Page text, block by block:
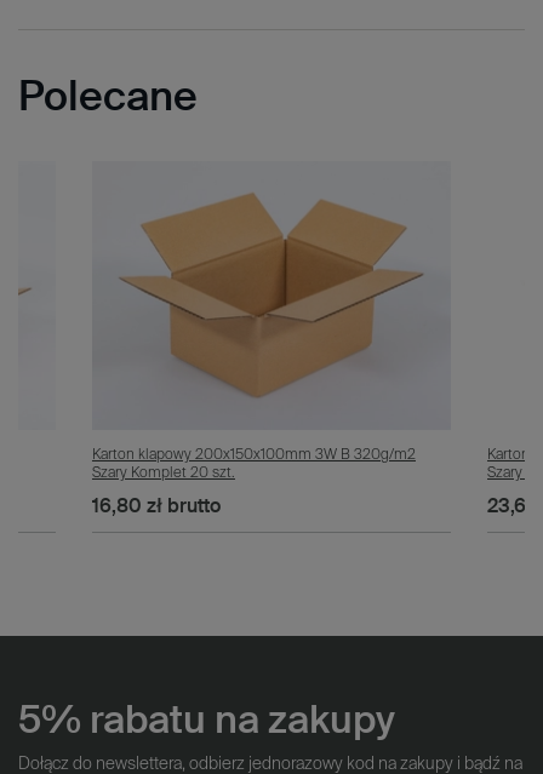
Polecane
Karton klapowy 200x150x100mm 3W B 320g/m2
Szary Komplet 20 szt.
16,80 złbrutto
Karton
Szary
23,60
5% rabatu na zakupy
Dołącz do newslettera, odbierz jednorazowy kod na zakupy i bądź na